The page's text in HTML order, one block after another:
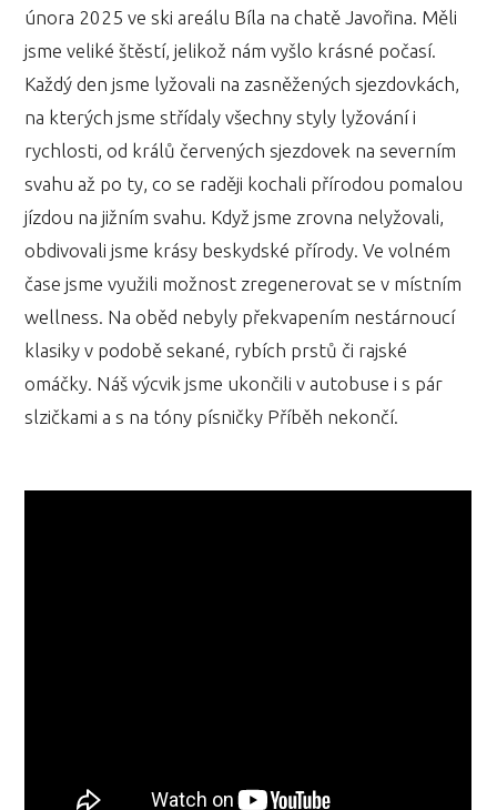
února 2025 ve ski areálu Bíla na chatě Javořina. Měli
jsme veliké štěstí, jelikož nám vyšlo krásné počasí.
Každý den jsme lyžovali na zasněžených sjezdovkách,
na kterých jsme střídaly všechny styly lyžování i
rychlosti, od králů červených sjezdovek na severním
svahu až po ty, co se raději kochali přírodou pomalou
jízdou na jižním svahu. Když jsme zrovna nelyžovali,
obdivovali jsme krásy beskydské přírody. Ve volném
čase jsme využili možnost zregenerovat se v místním
wellness. Na oběd nebyly překvapením nestárnoucí
klasiky v podobě sekané, rybích prstů či rajské
omáčky. Náš výcvik jsme ukončili v autobuse i s pár
slzičkami a s na tóny písničky Příběh nekončí.